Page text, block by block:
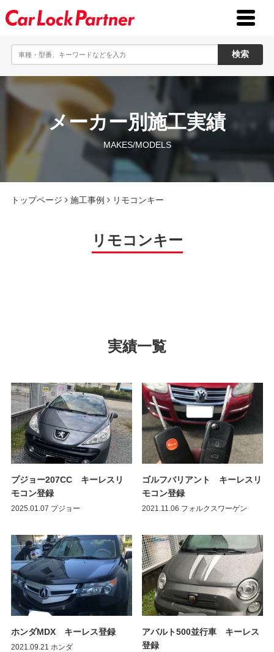
toggle
メーカー別施工実績
MAKES/MODELS
トップページ 施工事例 リモコンキー
リモコンキー
実績一覧
プジョー207CC キーレスリ
モコン登録
2025.01.07 プジョー
ゴルフバリアント キーレスリ
モコン登録
2021.11.06 フォルクスワーゲン
ホンダMDX キーレス登録
2021.09.21 ホンダ
アバルト500並行車 キーレス
登録